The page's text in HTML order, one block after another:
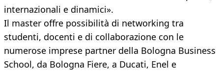
internazionali e dinamici».
Il master offre possibilità di networking tra
studenti, docenti e di collaborazione con le
numerose imprese partner della Bologna Business
School, da Bologna Fiere, a Ducati, Enel e